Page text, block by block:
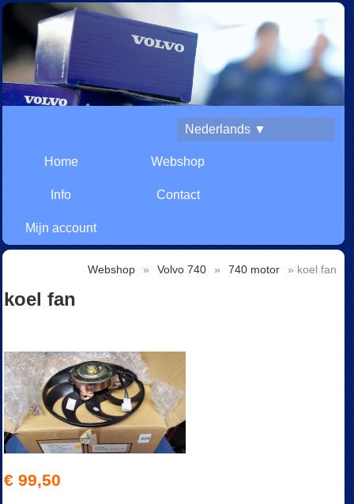
Nederlands ▼
Home Webshop
Info Contact
Mijn account
Webshop » Volvo 740 » 740 motor » koel fan
koel fan
€ 99,50